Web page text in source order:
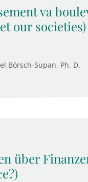
va
our societies)
Börsch-Supan, Ph. D.
über